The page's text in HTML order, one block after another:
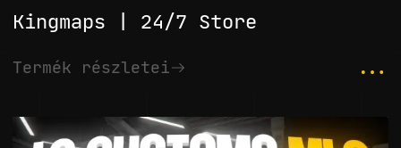
Kingmaps | 24/7 Store
Termék részletei ...